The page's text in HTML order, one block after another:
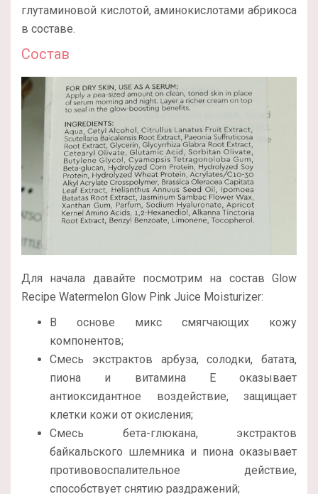
глутаминовой кислотой, аминокислотами абрикоса
в составе.
Состав
Для начала давайте посмотрим на состав Glow
Recipe Watermelon Glow Pink Juice Moisturizer:
В основе микс смягчающих кожу
компонентов;
Смесь экстрактов арбуза, солодки, батата,
пиона и витамина Е оказывает
антиоксидантное воздействие, защищает
клетки кожи от окисления;
Смесь бета-глюкана, экстрактов
байкальского шлемника и пиона оказывает
противовоспалительное действие,
способствует снятию раздражений;